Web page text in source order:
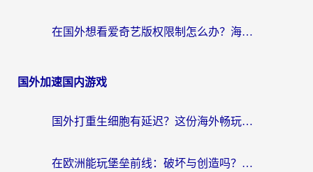
在国外想看爱奇艺版权限制怎么办？海外华人必看的追剧自由指南
国外加速国内游戏
国外打重生细胞有延迟？这份海外畅玩国服游戏加速器终极指南请收好
在欧洲能玩堡垒前线：破坏与创造吗？海外党国服游戏不卡顿的秘密